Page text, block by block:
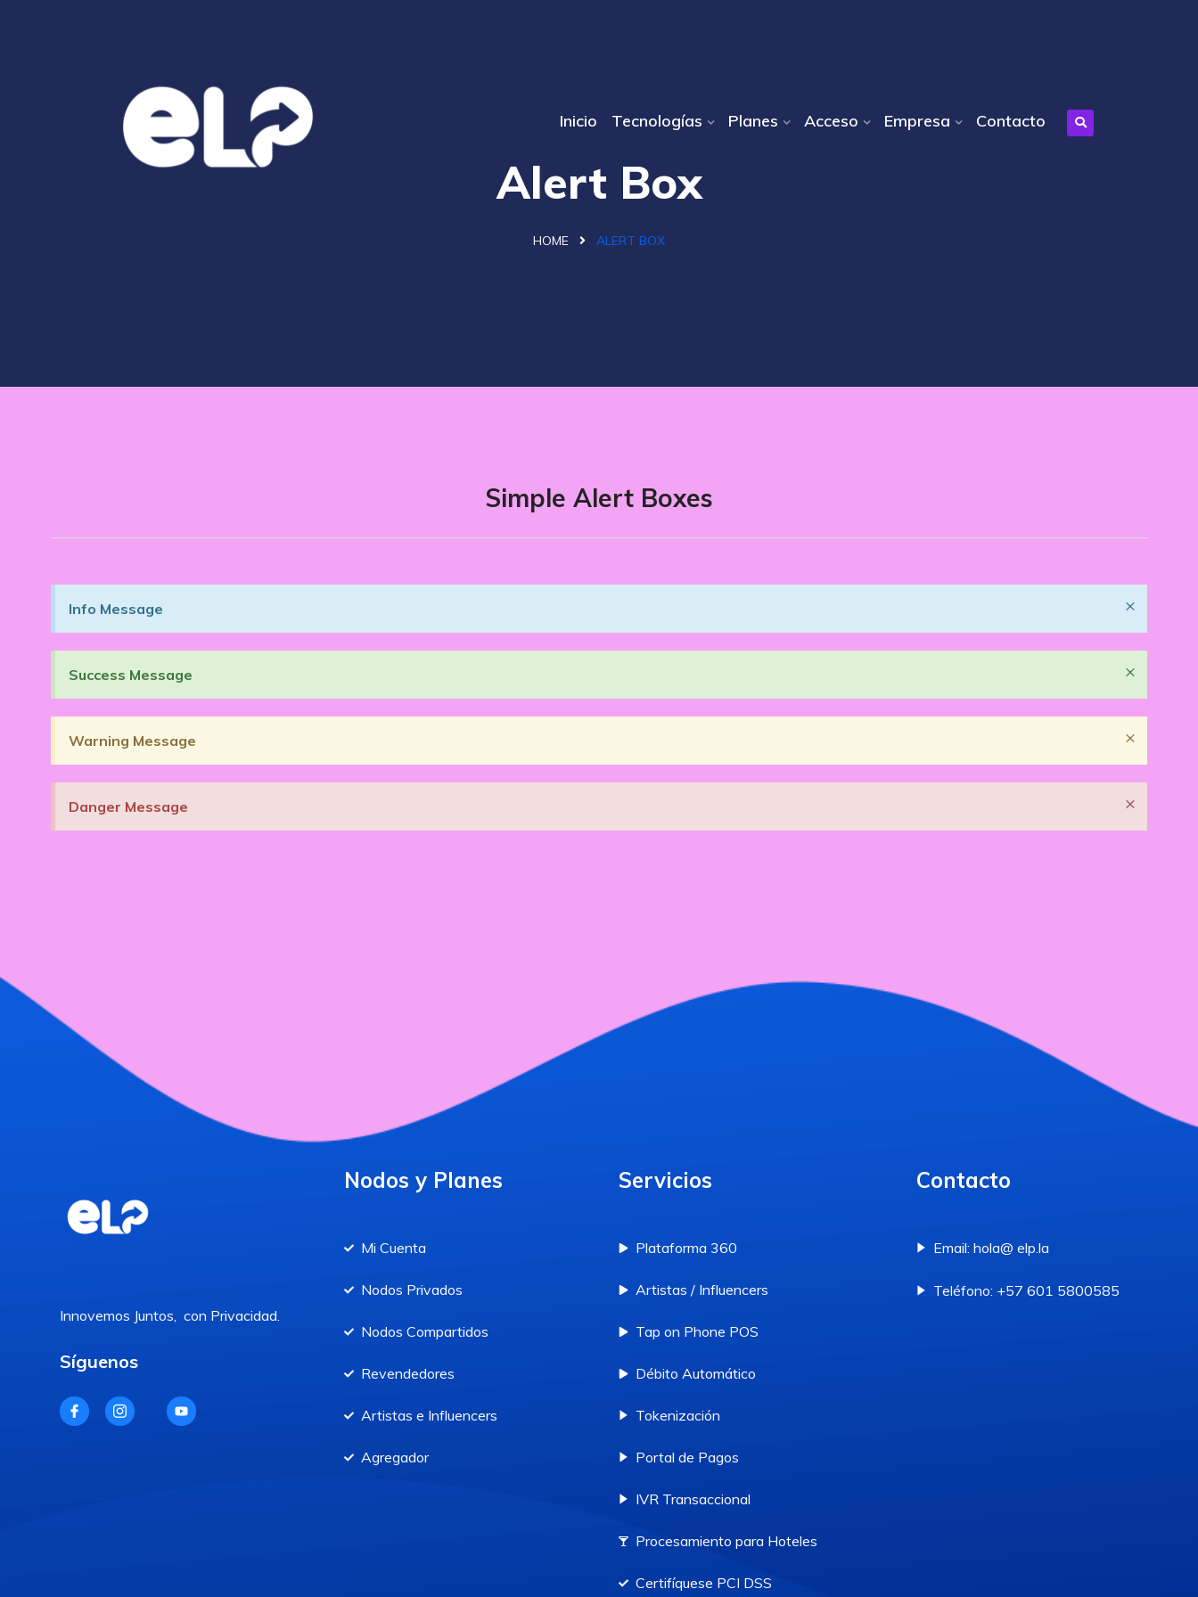
Inicio Tecnologías Planes Acceso Empresa Contacto
Alert Box
HOME ALERT BOX
Simple Alert Boxes
Info Message ×
Success Message ×
Warning Message ×
Danger Message ×
Innovemos Juntos, con Privacidad.
Síguenos
Nodos y Planes
Mi Cuenta
Nodos Privados
Nodos Compartidos
Revendedores
Artistas e Influencers
Agregador
Servicios
Plataforma 360
Artistas / Influencers
Tap on Phone POS
Débito Automático
Tokenización
Portal de Pagos
IVR Transaccional
Procesamiento para Hoteles
Certifíquese PCI DSS
Contacto
Email: hola@ elp.la
Teléfono: +57 601 5800585